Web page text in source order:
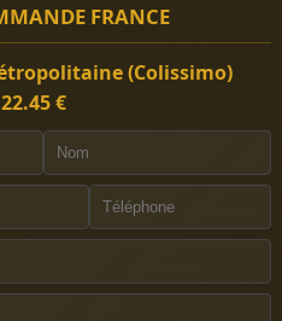
FRANCE
(Colissimo)
22.45 €